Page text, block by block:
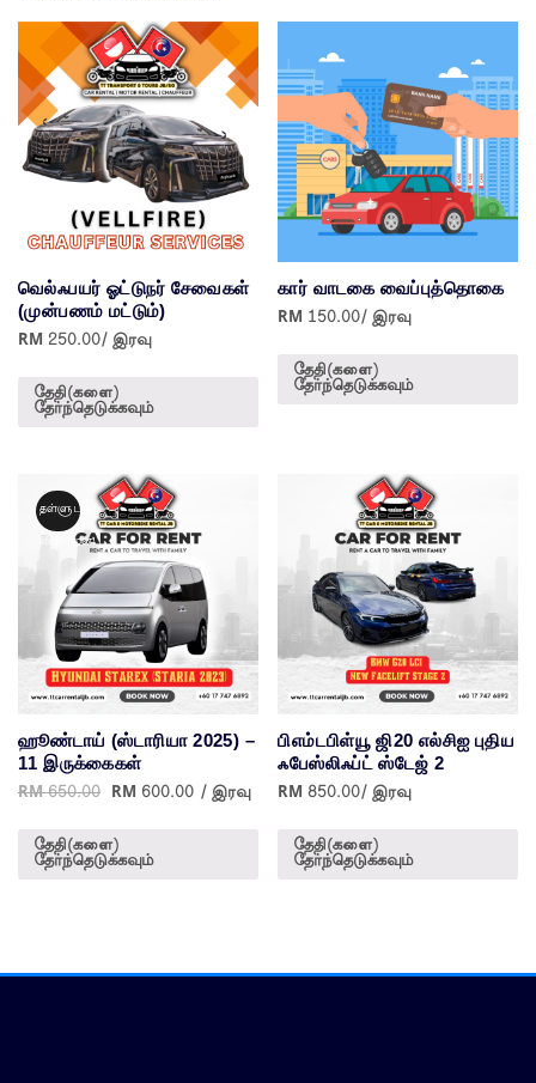
வெல்ஃபயர் ஓட்டுநர் சேவைகள்
(முன்பணம் மட்டும்)
RM 250.00/ இரவு
தேதி(களை)
தேர்ந்தெடுக்கவும்
கார் வாடகை வைப்புத்தொகை
RM 150.00/ இரவு
தேதி(களை)
தேர்ந்தெடுக்கவும்
தள்ளுபடி
விற்பனை!
ஹூண்டாய் (ஸ்டாரியா 2025) –
11 இருக்கைகள்
RM650.00 RM 600.00 / இரவு
தேதி(களை)
தேர்ந்தெடுக்கவும்
பிஎம்டபிள்யூ ஜி20 எல்சிஐ புதிய
ஃபேஸ்லிஃப்ட் ஸ்டேஜ் 2
RM 850.00/ இரவு
தேதி(களை)
தேர்ந்தெடுக்கவும்